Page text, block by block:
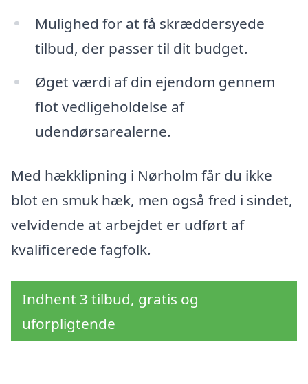
Mulighed for at få skræddersyede
tilbud, der passer til dit budget.
Øget værdi af din ejendom gennem
flot vedligeholdelse af
udendørsarealerne.
Med hækklipning i Nørholm får du ikke
blot en smuk hæk, men også fred i sindet,
velvidende at arbejdet er udført af
kvalificerede fagfolk.
Indhent 3 tilbud, gratis og
uforpligtende